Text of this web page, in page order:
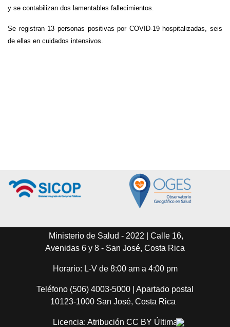
y se contabilizan dos lamentables fallecimientos.
Se registran 13 personas positivas por COVID-19 hospitalizadas, seis
de ellas en cuidados intensivos.
Ministerio de Salud - 2022 | Calle 16,
Avenidas 6 y 8 - San José, Costa Rica
Horario: L-V de 8:00 am a 4:00 pm
Teléfono (506) 4003-5000 | Apartado postal
10123-1000 San José, Costa Rica
Licencia: Atribución CC BY Última